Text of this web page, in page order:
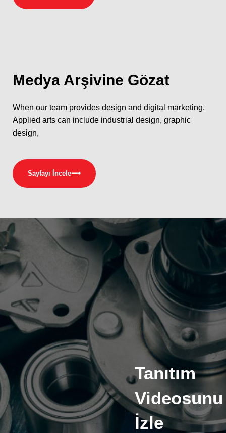
Medya Arşivine Gözat
When our team provides design and digital marketing.
Applied arts can include industrial design, graphic
design,
Sayfayı İncele⟶
Tanıtım
Videosunu
İzle